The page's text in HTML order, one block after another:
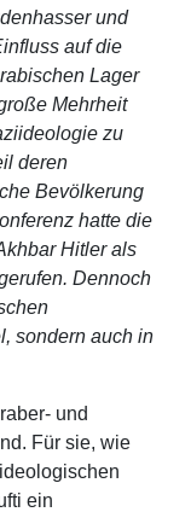
und
auf die
Lager
Mehrheit
zu
deren
Bevölkerung
hatte die
Hitler als
Dennoch
sondern auch in
und
Für sie, wie
ein